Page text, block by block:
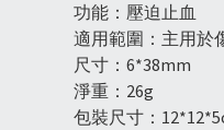
功能：壓迫止血
適用範圍：主用於
尺寸：6*38mm
淨重：26g
包裝尺寸：